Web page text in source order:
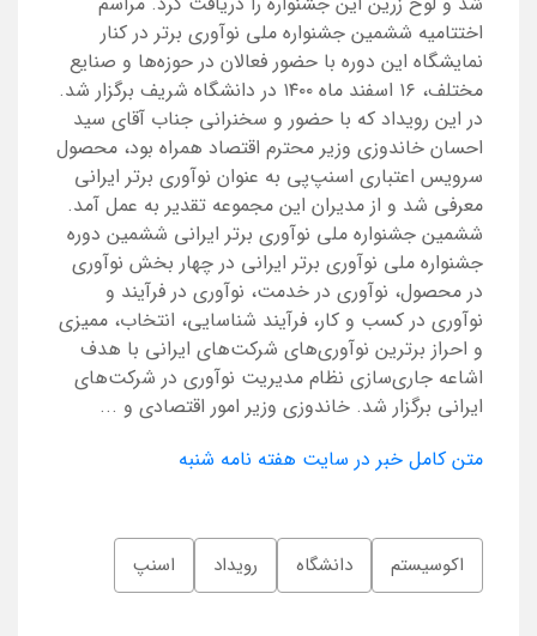
اختتامیه ششمین جشنواره ملی نوآوری برتر در کنار
نمایشگاه این دوره با حضور فعالان در حوزه‌ها و صنایع
مختلف، ۱۶ اسفند ماه ۱۴۰۰ در دانشگاه شریف برگزار شد.
در این رویداد که با حضور و سخنرانی جناب آقای سید
احسان خاندوزی وزیر محترم اقتصاد همراه بود، محصول
سرویس اعتباری اسنپ‌پی به عنوان نوآوری برتر ایرانی
معرفی شد و از مدیران این مجموعه تقدیر به عمل آمد.
ششمین جشنواره ملی نوآوری برتر ایرانی ششمین دوره
جشنواره ملی نوآوری برتر ایرانی در چهار بخش نوآوری
در محصول‌، نوآوری در خدمت، نوآوری در فرآیند و
نوآوری در کسب و کار، فرآیند شناسایی، انتخاب، ممیزی
و احراز برترین نوآوری‌های شرکت‌های ایرانی با هدف
اشاعه جاری‌سازی نظام مدیریت نوآوری در شرکت‌های
ایرانی برگزار شد. خاندوزی وزیر امور اقتصادی و ...
متن کامل خبر در سایت هفته نامه شنبه
اکوسیستم دانشگاه رویداد اسنپ